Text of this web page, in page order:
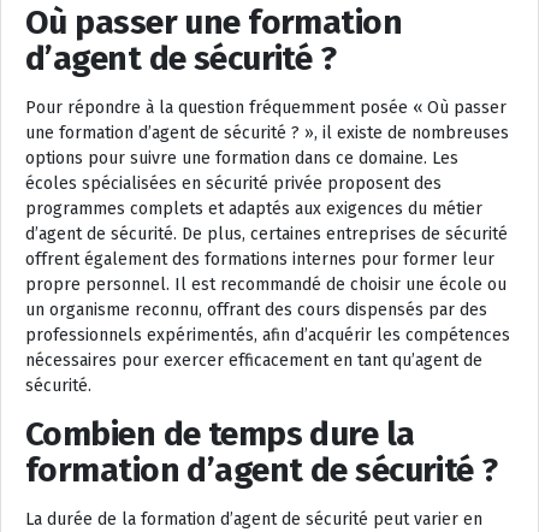
Où passer une formation
d’agent de sécurité ?
Pour répondre à la question fréquemment posée « Où passer
une formation d’agent de sécurité ? », il existe de nombreuses
options pour suivre une formation dans ce domaine. Les
écoles spécialisées en sécurité privée proposent des
programmes complets et adaptés aux exigences du métier
d’agent de sécurité. De plus, certaines entreprises de sécurité
offrent également des formations internes pour former leur
propre personnel. Il est recommandé de choisir une école ou
un organisme reconnu, offrant des cours dispensés par des
professionnels expérimentés, afin d’acquérir les compétences
nécessaires pour exercer efficacement en tant qu’agent de
sécurité.
Combien de temps dure la
formation d’agent de sécurité ?
La durée de la formation d’agent de sécurité peut varier en